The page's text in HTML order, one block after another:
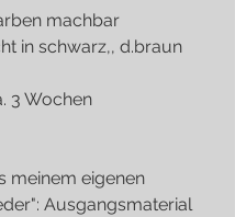
machbar
in schwarz,, d.braun
3 Wochen
meinem eigenen
Ausgangsmaterial